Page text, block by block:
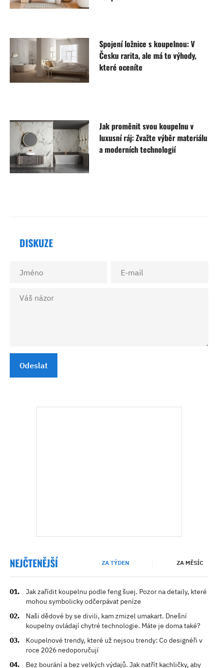
Spojení ložnice s koupelnou: V
Česku rarita, ale má to výhody,
které oceníte
Jak proměnit svou koupelnu v
luxusní ráj: Zvažte výběr materiálu
a moderních technologií
DISKUZE
Odeslat
NEJČTENĚJŠÍ ZA TÝDEN ZA MĚSÍC
Jak zařídit koupelnu podle feng šuej. Pozor na detaily, které
mohou symbolicky odčerpávat peníze
Naši dědové by se divili, kam zmizel umakart. Dnešní
koupelny ovládají chytré technologie. Máte je doma také?
Koupelnové trendy, které už nejsou trendy: Co designéři v
roce 2026 nedoporučují
Bez bourání a bez velkých výdajů. Jak natřít kachličky, aby